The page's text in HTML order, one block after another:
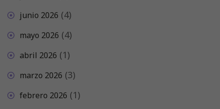
junio 2026 (4)
mayo 2026 (4)
abril 2026 (1)
marzo 2026 (3)
febrero 2026 (1)